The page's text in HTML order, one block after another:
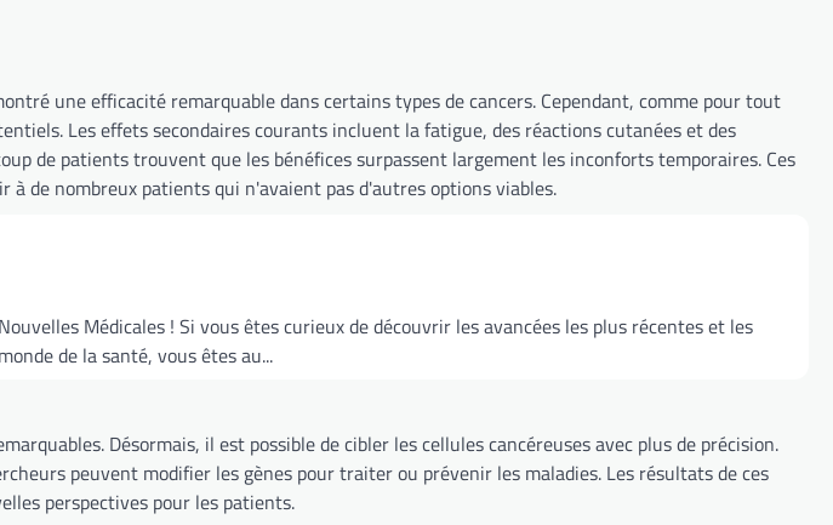
une efficacité remarquable dans certains types de cancers. Cependant, comme pour tout
Les effets secondaires courants incluent la fatigue, des réactions cutanées et des
de patients trouvent que les bénéfices surpassent largement les inconforts temporaires. Ces
de nombreux patients qui n'avaient pas d'autres options viables.
Médicales ! Si vous êtes curieux de découvrir les avancées les plus récentes et les
de la santé, vous êtes au...
Désormais, il est possible de cibler les cellules cancéreuses avec plus de précision.
peuvent modifier les gènes pour traiter ou prévenir les maladies. Les résultats de ces
perspectives pour les patients.